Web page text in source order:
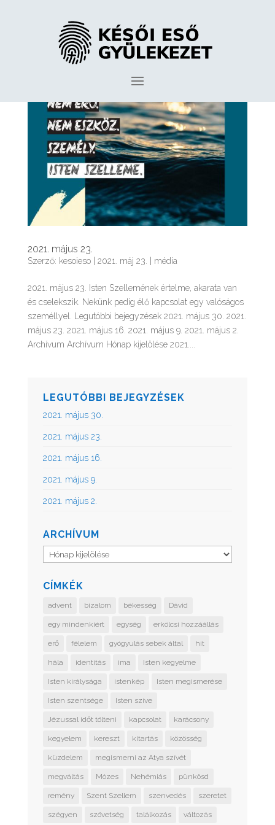
2021. május 23.
Szerző: kesoieso| 2021. máj 23. média
2021. május 23. Isten Szellemének értelme, akarata van
és cselekszik. Nekünk pedig élő kapcsolat egy valóságos
személlyel. Legutóbbi bejegyzések 2021. május 30. 2021.
május 23. 2021. május 16. 2021. május 9. 2021. május 2.
Archívum Archívum Hónap kijelölése 2021....
LEGUTÓBBI BEJEGYZÉSEK
2021. május 30.
2021. május 23.
2021. május 16.
2021. május 9.
2021. május 2.
ARCHÍVUM
Archívum
CÍMKÉK
advent bizalom békesség Dávid
egy mindenkiért egység erkölcsi hozzáállás
erő félelem gyógyulás sebek által hit
hála identitás ima Isten kegyelme
Isten királysága istenkép Isten megismerése
Isten szentsége Isten szíve
Jézussal időt tölteni kapcsolat karácsony
kegyelem kereszt kitartás közösség
küzdelem megismerni az Atya szívét
megváltás Mózes Nehémiás pünkösd
remény Szent Szellem szenvedés szeretet
szégyen szövetség találkozás változás